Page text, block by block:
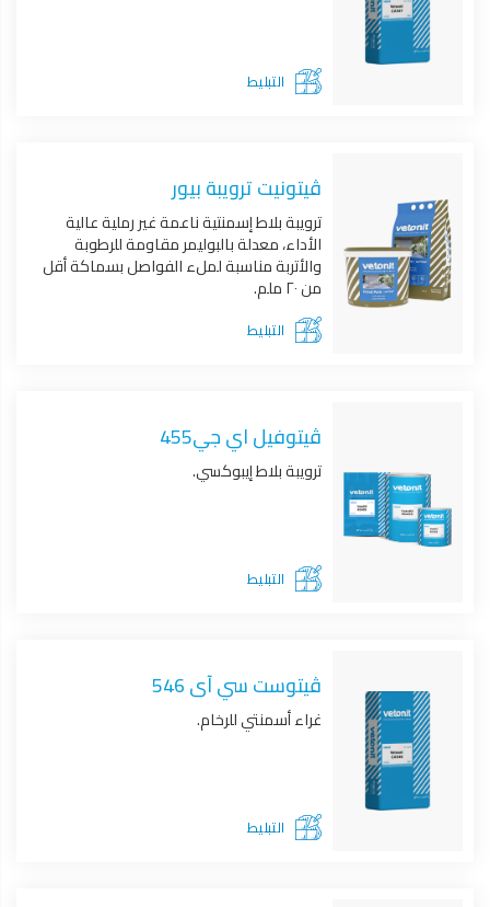
التبليط
ڤيتونيت ترويبة بيور
ترويبة بلاط إسمنتية ناعمة غير رملية عالية
الأداء، معدلة بالبوليمر مقاومة للرطوبة
والأتربة مناسبة لملء الفواصل بسماكة أقل
من ٢٠ ملم.
التبليط
ڤيتوفيل اي جي455
ترويبة بلاط إيبوكسي.
التبليط
ڤيتوست سي آى 546
غراء أسمنتي للرخام.
التبليط